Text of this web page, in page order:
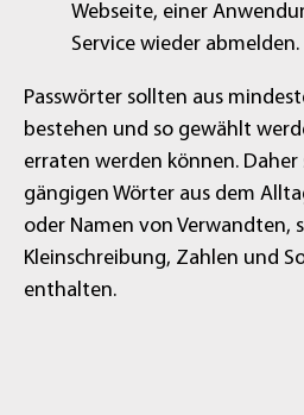
Webseite, einer
Service wieder abmelden.
Passwörter sollten aus
bestehen und so gewählt
erraten werden können. Daher
gängigen Wörter aus dem
oder Namen von Verwandten,
Kleinschreibung, Zahlen und
enthalten.